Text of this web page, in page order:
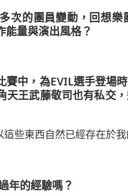
次的團員變動，回想樂
能量與演出風格？
中，為EVIL選手登場
王武藤敬司也有私交
些東西自然已經存在於我
年的經驗嗎？